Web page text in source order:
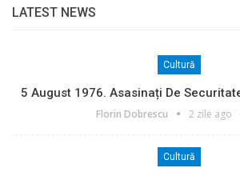
LATEST NEWS
Cultură
5 August 1976. Asasinați De
Florin Dobrescu 2 zile ago
Cultură